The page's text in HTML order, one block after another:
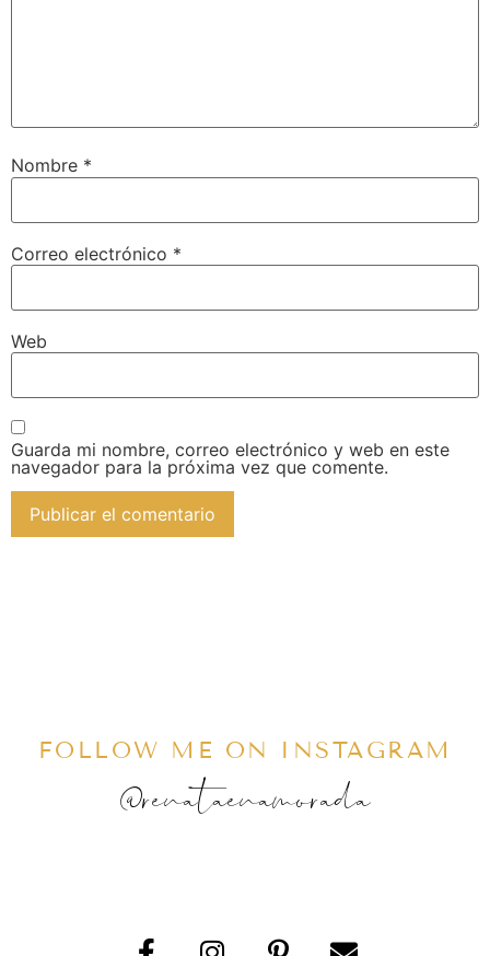
Nombre *
Correo electrónico *
Web
Guarda mi nombre, correo electrónico y web en este
navegador para la próxima vez que comente.
FOLLOW ME ON INSTAGRAM
@renataenamorada